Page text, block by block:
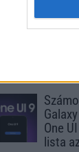
222.000
One
lista